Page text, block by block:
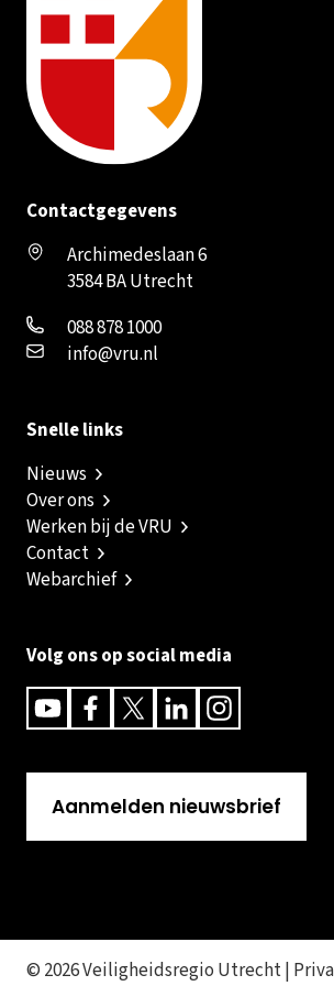
Contactgegevens
Archimedeslaan 6
3584 BA Utrecht
088 878 1000
info@vru.nl
Snelle links
Nieuws
Over ons
Werken bij de VRU
Contact
Webarchief
Volg ons op social media
YoutubeFacebookTwitterLinkedinInstagram
Aanmelden nieuwsbrief
© 2026 Veiligheidsregio Utrecht |